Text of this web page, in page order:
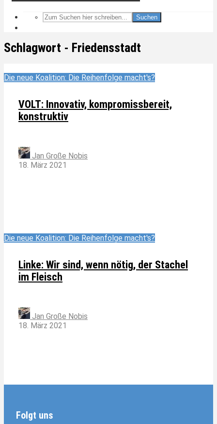
Suchen
Schlagwort - Friedensstadt
Die neue Koalition: Die Reihenfolge macht's?
VOLT: Innovativ, kompromissbereit,
konstruktiv
Jan Große Nobis
18. März 2021
Die neue Koalition: Die Reihenfolge macht's?
Linke: Wir sind, wenn nötig, der Stachel
im Fleisch
Jan Große Nobis
18. März 2021
Folgt uns